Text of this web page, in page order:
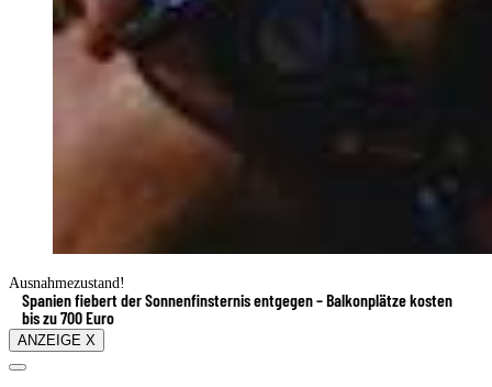
Ausnahmezustand!
Spanien fiebert der Sonnenfinsternis entgegen – Balkonplätze kosten
bis zu 700 Euro
ANZEIGE X